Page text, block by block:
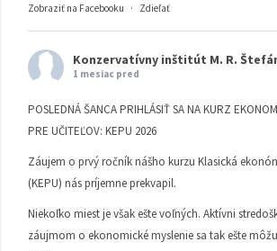
Zobraziť na Facebooku · Zdieľať
Konzervatívny inštitút M. R.
1 mesiac pred
POSLEDNÁ ŠANCA PRIHLÁSIŤ SA NA KURZ
PRE UČITEĽOV: KEPU 2026
Záujem o prvý ročník nášho kurzu Klasická
(KEPU) nás príjemne prekvapil.
Niekoľko miest je však ešte voľných. Aktívni
záujmom o ekonomické myslenie sa tak ešte